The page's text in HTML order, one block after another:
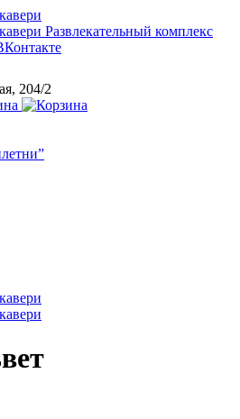
Развлекательный комплекс
204/2